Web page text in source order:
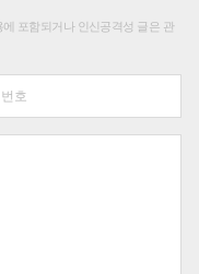
포함되거나 인신공격성 글은 관